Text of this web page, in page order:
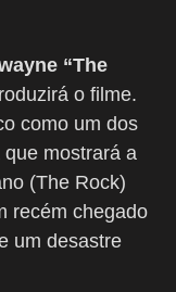
“The
o filme.
como um dos
mostrará a
(The Rock)
recém chegado
um desastre